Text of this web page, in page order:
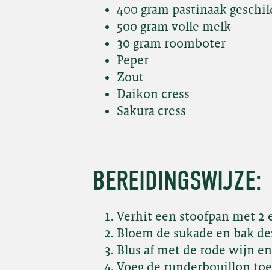
400 gram pastinaak
500 gram volle melk
30 gram roomboter
Peper
Zout
Daikon cress
Sakura cress
BEREIDINGSWIJZE:
Verhit een stoofpan met 2
Bloem de sukade en bak
Blus af met de rode wijn
Voeg de runderbouillon